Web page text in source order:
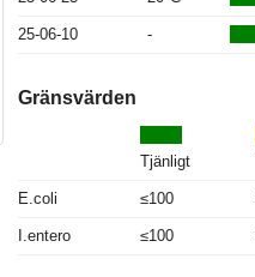
25-06-10 -
Gränsvärden
Tjänligt
E.coli ≤100
I.entero ≤100